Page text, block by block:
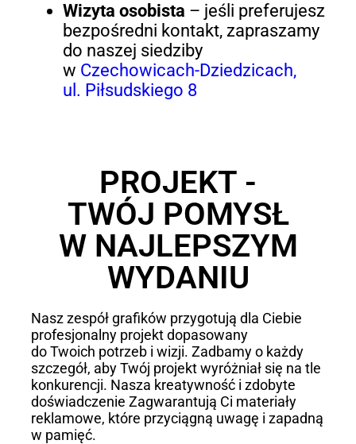
Wizyta osobista – jeśli preferujesz
bezpośredni kontakt, zapraszamy
do naszej siedziby
w Czechowicach-Dziedzicach,
ul. Piłsudskiego 8
PROJEKT -
TWÓJ POMYSŁ
W NAJLEPSZYM
WYDANIU
Nasz zespół grafików przygotują dla Ciebie
profesjonalny projekt dopasowany
do Twoich potrzeb i wizji. Zadbamy o każdy
szczegół, aby Twój projekt wyróżniał się na tle
konkurencji. Nasza kreatywność i zdobyte
doświadczenie Zagwarantują Ci materiały
reklamowe, które przyciągną uwagę i zapadną
w pamięć.